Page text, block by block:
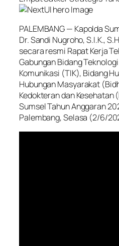
PALEMBANG — Kapolda
Dr. Sandi Nugroho, S.I.K.,
secara resmi Rapat Kerja
Gabungan Bidang
Komunikasi (TIK), Bidang
Hubungan Masyarakat
Kedokteran dan Kesehatan
Sumsel Tahun Anggaran
Palembang, Selasa (2/6/